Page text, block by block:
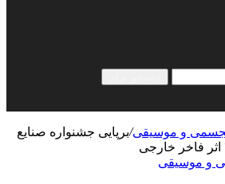
و موسیقی/برپایی جشنواره صنایع
و موسیقی